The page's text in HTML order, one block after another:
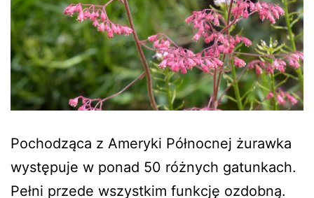
Pochodząca z Ameryki Północnej żurawka
występuje w ponad 50 różnych gatunkach.
Pełni przede wszystkim funkcję ozdobną.